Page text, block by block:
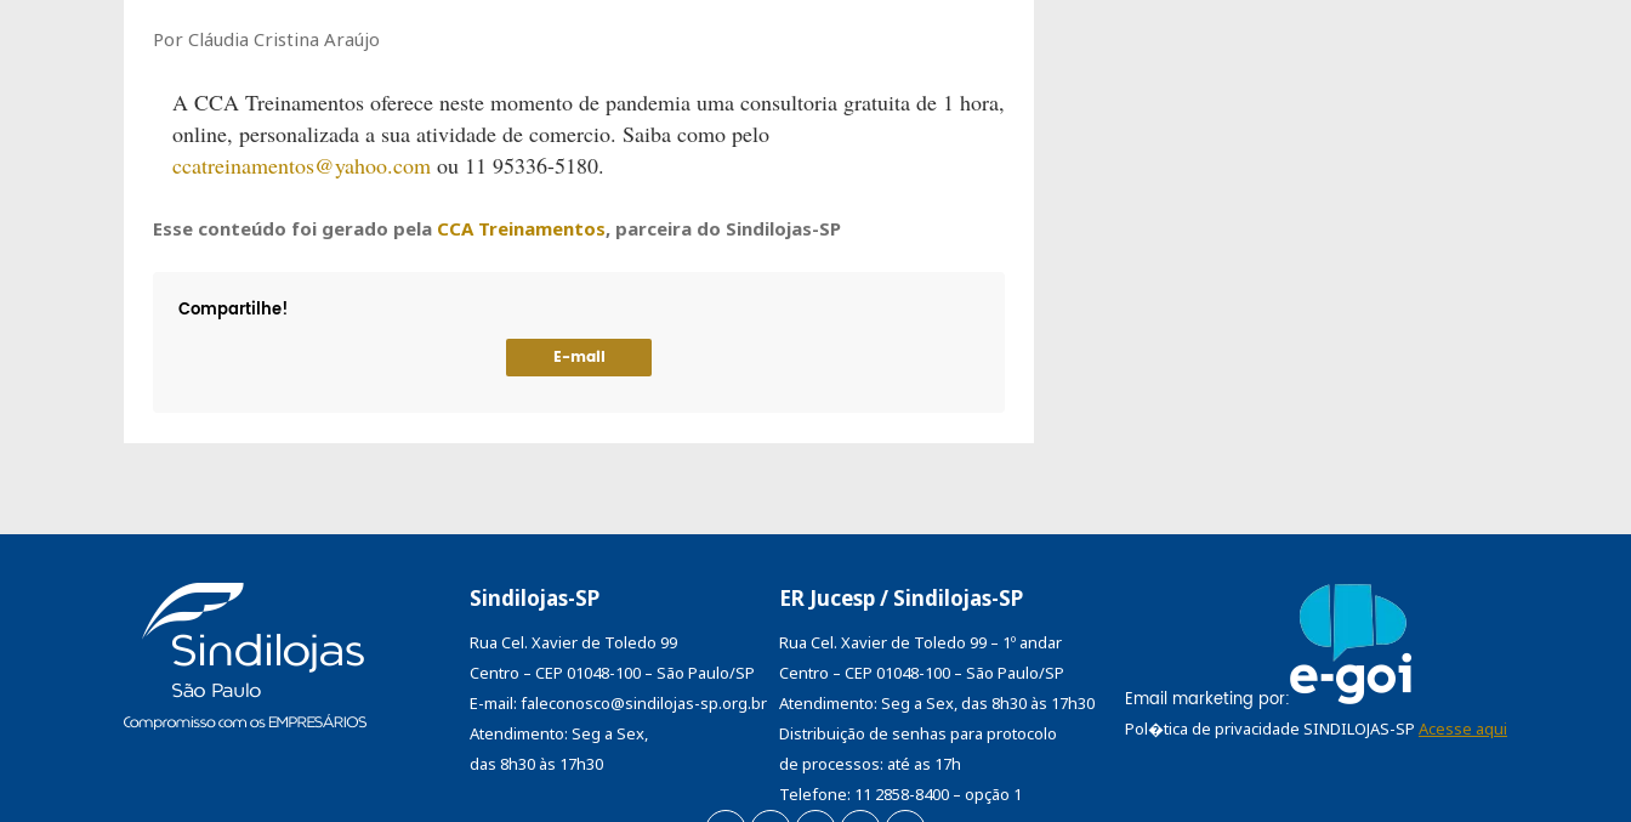
Por Cláudia Cristina Araújo
A CCA Treinamentos oferece neste momento de pandemia uma consultoria gratuita de 1 hora,
online, personalizada a sua atividade de comercio. Saiba como pelo
ccatreinamentos@yahoo.com ou 11 95336-5180.
Esse conteúdo foi gerado pela CCA Treinamentos, parceira do Sindilojas-SP
Compartilhe!
E-mail
Sindilojas-SP
Rua Cel. Xavier de Toledo 99
Centro – CEP 01048-100 – São Paulo/SP
E-mail: faleconosco@sindilojas-sp.org.br
Atendimento: Seg a Sex,
das 8h30 às 17h30
ER Jucesp / Sindilojas-SP
Rua Cel. Xavier de Toledo 99 – 1º andar
Centro – CEP 01048-100 – São Paulo/SP
Atendimento: Seg a Sex, das 8h30 às 17h30
Distribuição de senhas para protocolo
de processos: até as 17h
Telefone: 11 2858-8400 – opção 1
Email marketing por:
Pol�tica de privacidade SINDILOJAS-SP Acesse aqui